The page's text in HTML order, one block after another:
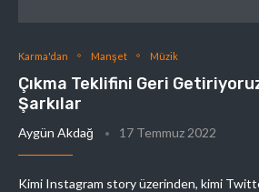
Karma'dan Manşet Müzik
Çıkma Teklifini Geri
Şarkılar
Aygün Akdağ 17 Temmuz 2022
Kimi Instagram story üzerinden, kimi